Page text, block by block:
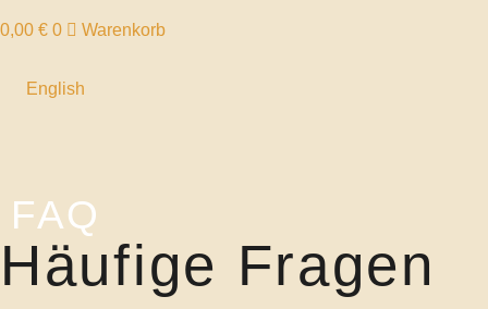
0,00 € 0 Warenkorb
English
FAQ
Häufige Fragen